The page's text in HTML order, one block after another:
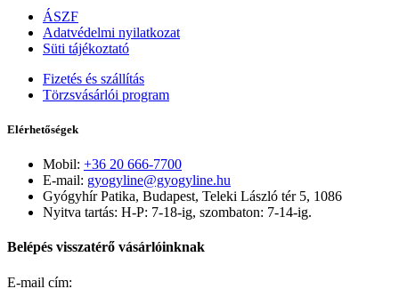
ÁSZF
Adatvédelmi nyilatkozat
Süti tájékoztató
Fizetés és szállítás
Törzsvásárlói program
Elérhetőségek
Mobil: +36 20 666-7700
E-mail: gyogyline@gyogyline.hu
Gyógyhír Patika, Budapest, Teleki László tér 5, 1086
Nyitva tartás: H-P: 7-18-ig, szombaton: 7-14-ig.
Belépés visszatérő vásárlóinknak
E-mail cím: